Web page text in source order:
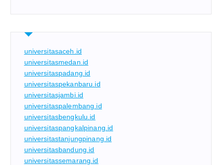
universitasaceh.id
universitasmedan.id
universitaspadang.id
universitaspekanbaru.id
universitasjambi.id
universitaspalembang.id
universitasbengkulu.id
universitaspangkalpinang.id
universitastanjungpinang.id
universitasbandung.id
universitassemarang.id